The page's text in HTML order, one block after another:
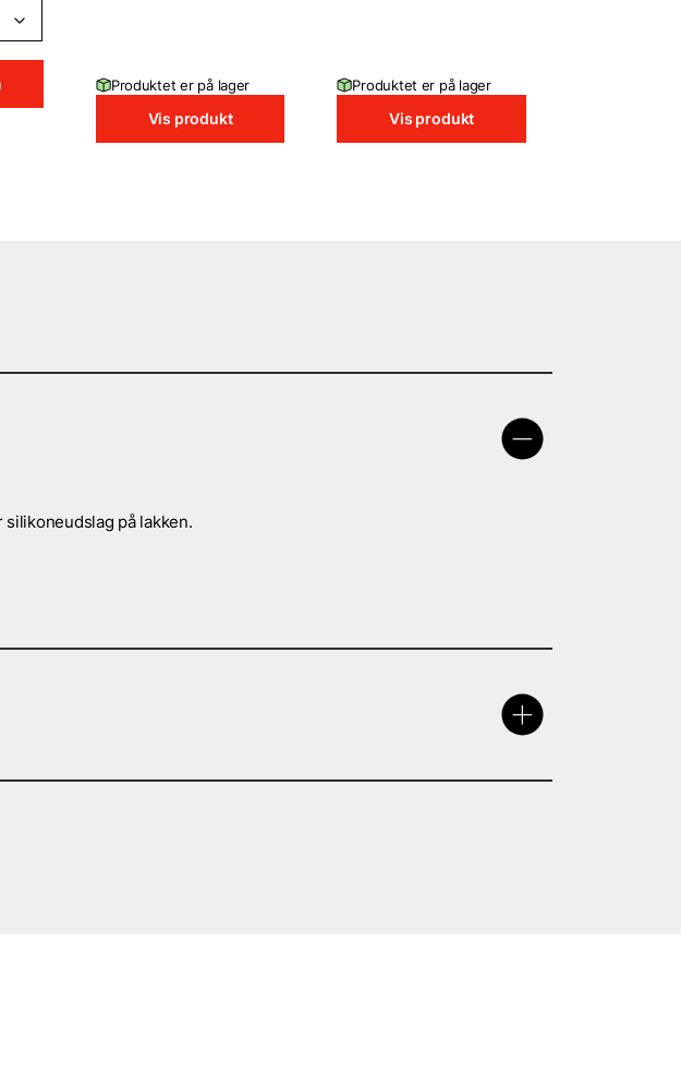
Produktet er på lager
Vis produkt
Produktet er på lager
Vis produkt
på lakken.